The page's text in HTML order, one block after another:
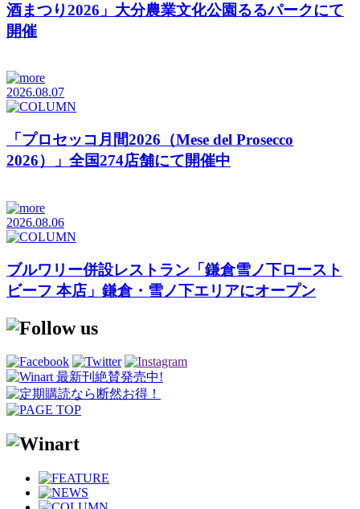
酒まつり2026」大分農業文化公園るるパークにて
開催
2026.08.07
「プロセッコ月間2026（Mese del Prosecco
2026）」全国274店舗にて開催中
2026.08.06
ブルワリー併設レストラン「鎌倉雪ノ下ロースト
ビーフ 本店」鎌倉・雪ノ下エリアにオープン